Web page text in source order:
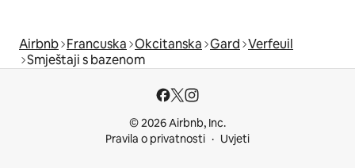
Airbnb Francuska Okcitanska Gard Verfeuil
Smještaji s bazenom
© 2026 Airbnb, Inc.
Pravila o privatnosti
Uvjeti